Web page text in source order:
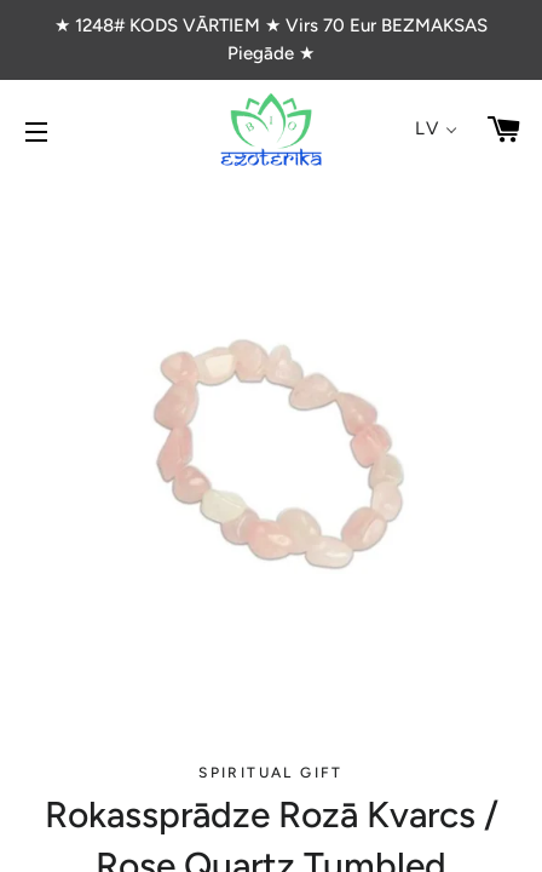
★ 1248# KODS VĀRTIEM ★ Virs 70 Eur BEZMAKSAS
Piegāde ★
VIETNES NAVIGĀCIJA
LV
SPIRITUAL GIFT
Rokassprādze Rozā Kvarcs /